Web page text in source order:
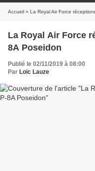
Accueil » La Royal Air Force
La Royal Air Force
8A Poseidon
Publié le 02/11/2019 à 08:00
Par Loïc Lauze